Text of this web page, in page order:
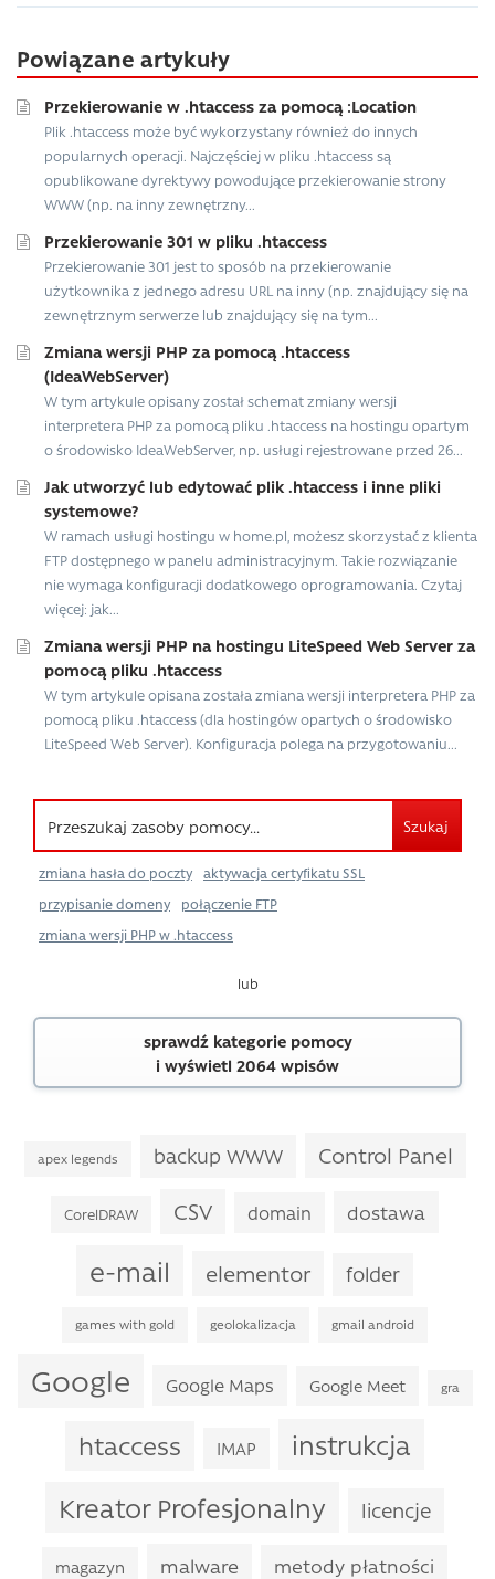
Powiązane artykuły
Przekierowanie w .htaccess za pomocą :Location
Plik .htaccess może być wykorzystany również do innych
popularnych operacji. Najczęściej w pliku .htaccess są
opublikowane dyrektywy powodujące przekierowanie strony
WWW (np. na inny zewnętrzny...
Przekierowanie 301 w pliku .htaccess
Przekierowanie 301 jest to sposób na przekierowanie
użytkownika z jednego adresu URL na inny (np. znajdujący się na
zewnętrznym serwerze lub znajdujący się na tym...
Zmiana wersji PHP za pomocą .htaccess
(IdeaWebServer)
W tym artykule opisany został schemat zmiany wersji
interpretera PHP za pomocą pliku .htaccess na hostingu opartym
o środowisko IdeaWebServer, np. usługi rejestrowane przed 26...
Jak utworzyć lub edytować plik .htaccess i inne pliki
systemowe?
W ramach usługi hostingu w home.pl, możesz skorzystać z klienta
FTP dostępnego w panelu administracyjnym. Takie rozwiązanie
nie wymaga konfiguracji dodatkowego oprogramowania. Czytaj
więcej: jak...
Zmiana wersji PHP na hostingu LiteSpeed ​​Web Server za
pomocą pliku .htaccess
W tym artykule opisana została zmiana wersji interpretera PHP za
pomocą pliku .htaccess (dla hostingów opartych o środowisko
LiteSpeed ​​Web Server). Konfiguracja polega na przygotowaniu...
Szukaj
zmiana hasła do poczty
aktywacja certyfikatu SSL
przypisanie domeny
połączenie FTP
zmiana wersji PHP w .htaccess
lub
sprawdź kategorie pomocy
i wyświetl 2064 wpisów
apex legends backup WWW Control Panel
CorelDRAW CSV domain dostawa
e-mail elementor folder
games with gold geolokalizacja gmail android
Google Google Maps Google Meet gra
htaccess IMAP
instrukcja
Kreator Profesjonalny
licencje
magazyn malware metody płatności